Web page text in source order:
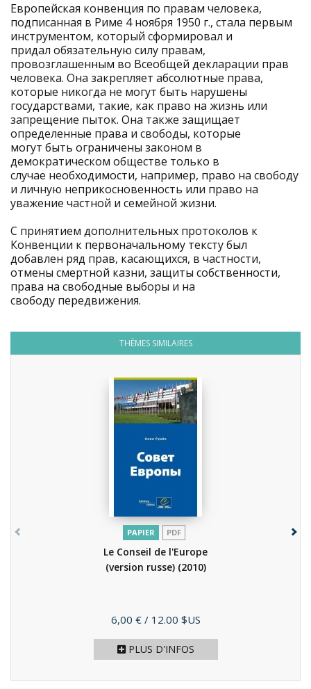
Европейская конвенция по правам человека,
подписанная в Риме 4 ноября 1950 г., стала первым
инструментом, который сформировал и
придал обязательную силу правам,
провозглашенным во Всеобщей декларации прав
человека. Она закрепляет абсолютные права,
которые никогда не могут быть нарушены
государствами, такие, как право на жизнь или
запрещение пыток. Она также защищает
определенные права и свободы, которые
могут быть ограничены законом в
демократическом обществе только в
случае необходимости, например, право на свободу
и личную неприкосновенность или право на
уважение частной и семейной жизни.
С принятием дополнительных протоколов к
Конвенции к первоначальному тексту был
добавлен ряд прав, касающихся, в частности,
отмены смертной казни, защиты собственности,
права на свободные выборы и на
свободу передвижения.
THÈMES SIMILAIRES
PAPIER PDF
Le Conseil de l'Europe
(version russe) (2010)
Prix
6,00 € / 12.00 $US
PLUS D'INFOS